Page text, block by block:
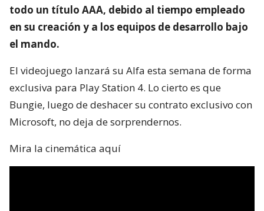
todo un título AAA, debido al tiempo empleado
en su creación y a los equipos de desarrollo bajo
el mando.
El videojuego lanzará su Alfa esta semana de forma
exclusiva para Play Station 4. Lo cierto es que
Bungie, luego de deshacer su contrato exclusivo con
Microsoft, no deja de sorprendernos.
Mira la cinemática aquí